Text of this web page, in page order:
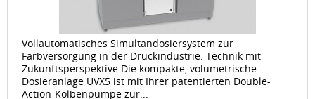
Vollautomatisches Simultandosiersystem zur
Farbversorgung in der Druckindustrie. Technik mit
Zukunftsperspektive Die kompakte, volumetrische
Dosieranlage UVX5 ist mit Ihrer patentierten Double-
Action-Kolbenpumpe zur...